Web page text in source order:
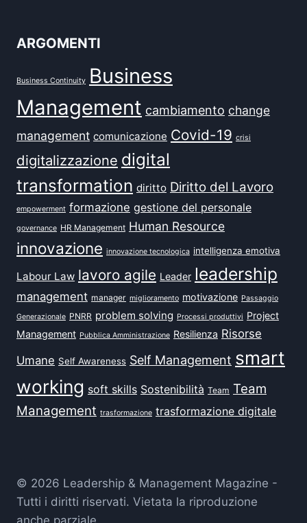
ARGOMENTI
Business Continuity Business
Management cambiamento change
management comunicazione Covid-19 crisi
digitalizzazione digital
transformation diritto Diritto del Lavoro
empowerment formazione gestione del personale
governance HR Management Human Resource
innovazione innovazione tecnologica intelligenza emotiva
Labour Law lavoro agile Leader leadership
management manager miglioramento motivazione Passaggio
Generazionale PNRR problem solving Processi produttivi Project
Management Pubblica Amministrazione Resilienza Risorse
Umane Self Awareness Self Management smart
working soft skills Sostenibilità Team Team
Management trasformazione trasformazione digitale
© 2026 Leadership & Management Magazine -
Tutti i diritti riservati. Vietata la riproduzione